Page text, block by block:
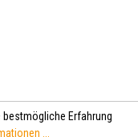
bestmögliche Erfahrung
...